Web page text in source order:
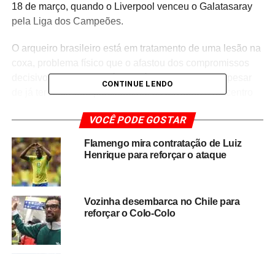
18 de março, quando o Liverpool venceu o Galatasaray
pela Liga dos Campeões.
O arqueiro brasileiro está em tratamento de uma lesão na
decisivos do clube inglês nas últimas semanas. Apesar
de já ter retornado parcialmente às atividades no centro
voltar aos jogos oficiais.
A ausência de Alisson ocorre em um momento delicado
para o Liverpool, que tenta encerrar a temporada de
forma competitiva na Premier League. A derrota para o
evidenciou dificuldades defensivas da equipe sem seu
principal goleiro em campo.
CONTINUE LENDO
VOCÊ PODE GOSTAR
Flamengo mira contratação de Luiz
Henrique para reforçar o ataque
Vozinha desembarca no Chile para
reforçar o Colo-Colo